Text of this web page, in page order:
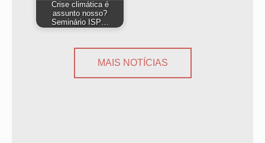
Crise climática é
assunto nosso?
Seminário ISP…
MAIS NOTÍCIAS